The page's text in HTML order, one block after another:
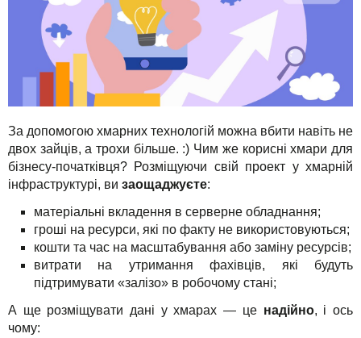
За допомогою хмарних технологій можна вбити навіть не
двох зайців, а трохи більше. :) Чим же корисні хмари для
бізнесу-початківця? Розміщуючи свій проект у хмарній
інфраструктурі, ви заощаджуєте:
матеріальні вкладення в серверне обладнання;
гроші на ресурси, які по факту не використовуються;
кошти та час на масштабування або заміну ресурсів;
витрати на утримання фахівців, які будуть
підтримувати «залізо» в робочому стані;
А ще розміщувати дані у хмарах — це надійно, і ось
чому: